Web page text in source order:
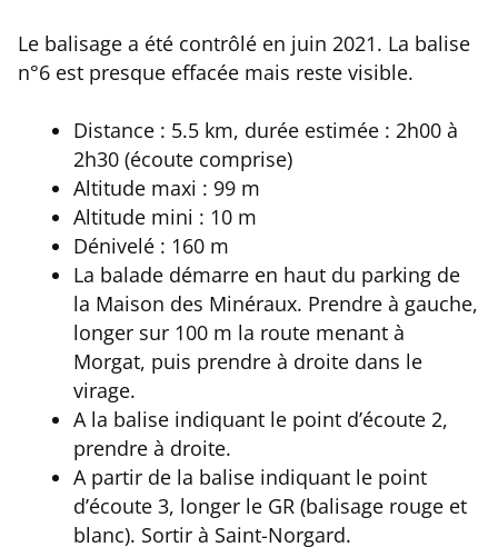
Le balisage a été contrôlé en juin 2021. La balise
n°6 est presque effacée mais reste visible.
Distance : 5.5 km, durée estimée : 2h00 à
2h30 (écoute comprise)
Altitude maxi : 99 m
Altitude mini : 10 m
Dénivelé : 160 m
La balade démarre en haut du parking de
la Maison des Minéraux. Prendre à gauche,
longer sur 100 m la route menant à
Morgat, puis prendre à droite dans le
virage.
A la balise indiquant le point d’écoute 2,
prendre à droite.
A partir de la balise indiquant le point
d’écoute 3, longer le GR (balisage rouge et
blanc). Sortir à Saint-Norgard.